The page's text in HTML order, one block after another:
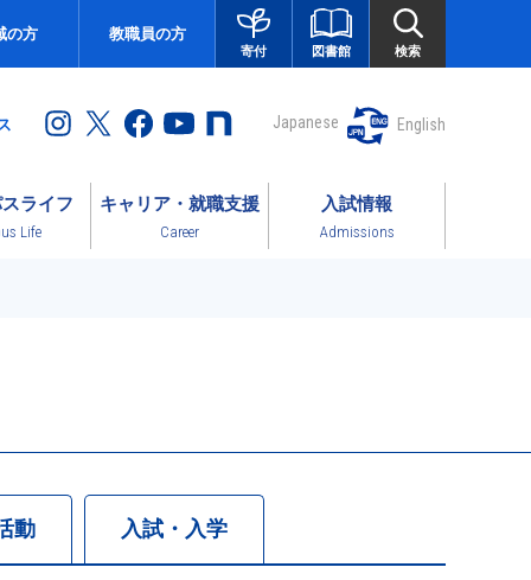
の方 教職員の方
寄付 図書館 検索
Japanese English
ライフ
Life
キャリア・就職支援
Career
入試情報
Admissions
動 入試・入学